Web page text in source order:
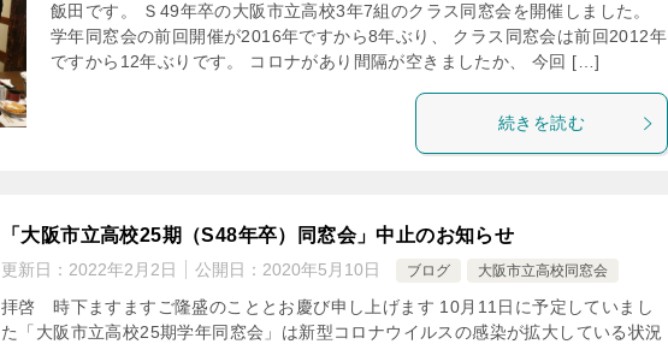
飯田です。 Ｓ49年卒の大阪市立高校3年7組のクラス同窓会を開催しました。
学年同窓会の前回開催が2016年ですから8年ぶり、 クラス同窓会は前回2012年
ですから12年ぶりです。 コロナがあり間隔が空きましたか、 今回 […]
続きを読む
「大阪市立高校25期（S48年卒）同窓会」中止のお知らせ
更新日： 2022年2月2日 公開日： 2020年5月10日 ブログ 大阪市立高校同窓会
拝啓 時下ますますご隆盛のこととお慶び申し上げます 10月11日に予定していまし
た「大阪市立高校25期学年同窓会」は新型コロナウイルスの感染が拡大している状況